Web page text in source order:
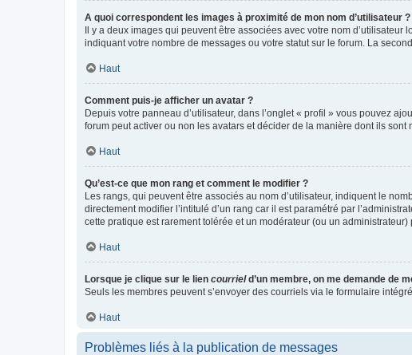
A quoi correspondent les images à proximité de mon nom d’utilisateur ?
Il y a deux images qui peuvent être associées avec votre nom
indiquant votre nombre de messages ou votre statut sur le forum. La
Haut
Comment puis-je afficher un avatar ?
Depuis votre panneau d’utilisateur, dans l’onglet « profil » vous pouvez
forum peut activer ou non les avatars et décider de la manière dont ils
Haut
Qu’est-ce que mon rang et comment le modifier ?
Les rangs, qui peuvent être associés au nom d’utilisateur, indiquent le
directement modifier l’intitulé d’un rang car il est paramétré par
cette pratique est rarement tolérée et un modérateur (ou un
Haut
Lorsque je clique sur le lien courrield’un membre, on me demande de
Seuls les membres peuvent s’envoyer des courriels via le formulaire
Haut
Problèmes liés à la publication de messages